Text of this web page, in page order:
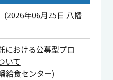
(2026年06月25日 八幡
における公募型プロ
いて
給食センター)